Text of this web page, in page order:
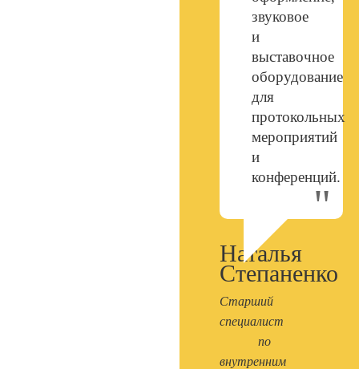
звуковое
и
выставочное
оборудование
для
протокольных
мероприятий
и
конференций.
Наталья
Степаненко
Старший
специалист
по
внутренним